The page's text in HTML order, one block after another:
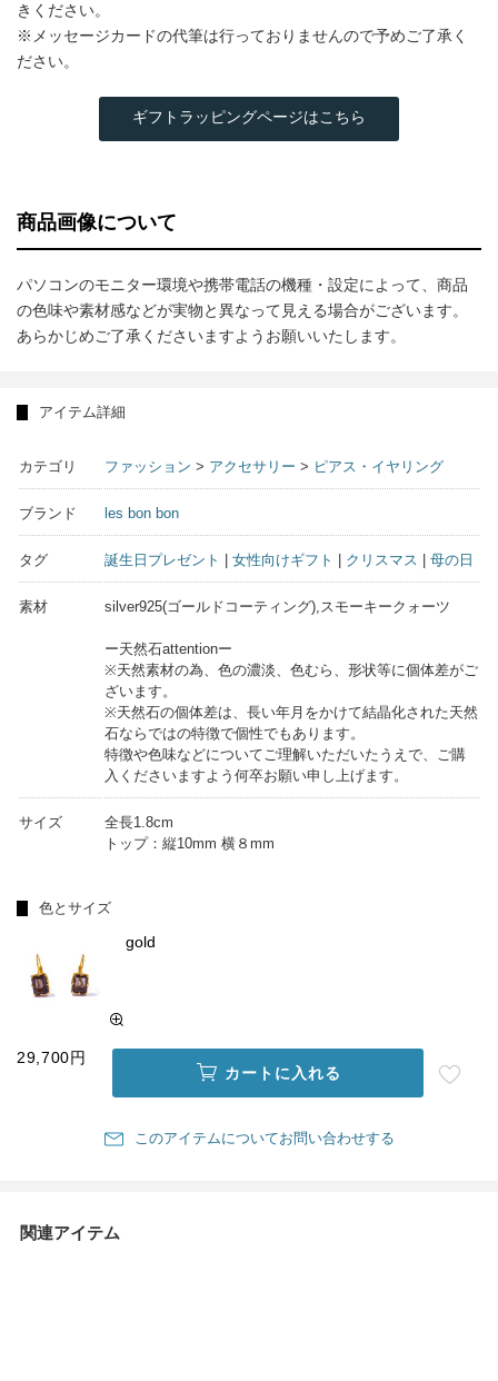
きください。
※メッセージカードの代筆は行っておりませんので予めご了承く
ださい。
ギフトラッピングページはこちら
商品画像について
パソコンのモニター環境や携帯電話の機種・設定によって、商品
の色味や素材感などが実物と異なって見える場合がございます。
あらかじめご了承くださいますようお願いいたします。
アイテム詳細
カテゴリ ファッション > アクセサリー > ピアス・イヤリング
ブランド les bon bon
タグ 誕生日プレゼント 女性向けギフト クリスマス 母の日
素材 silver925(ゴールドコーティング),スモーキークォーツ
ー天然石attentionー
※天然素材の為、色の濃淡、色むら、形状等に個体差がご
ざいます。
※天然石の個体差は、長い年月をかけて結晶化された天然
石ならではの特徴で個性でもあります。
特徴や色味などについてご理解いただいたうえで、ご購
入くださいますよう何卒お願い申し上げます。
サイズ
全長1.8cm
トップ：縦10mm 横８mm
色とサイズ
gold
29,700円
カートに入れる
このアイテムについてお問い合わせする
関連アイテム